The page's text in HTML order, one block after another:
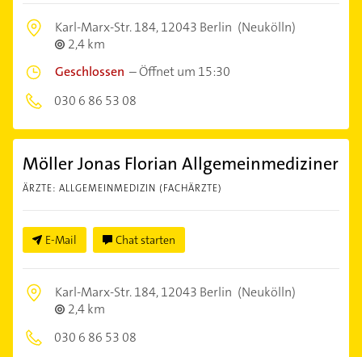
Karl-Marx-Str. 184,12043 Berlin (Neukölln)
2,4 km
Geschlossen –Öffnet um 15:30
030 6 86 53 08
Möller Jonas Florian Allgemeinmediziner
ÄRZTE: ALLGEMEINMEDIZIN (FACHÄRZTE)
E-Mail Chat starten
Karl-Marx-Str. 184,12043 Berlin (Neukölln)
2,4 km
030 6 86 53 08